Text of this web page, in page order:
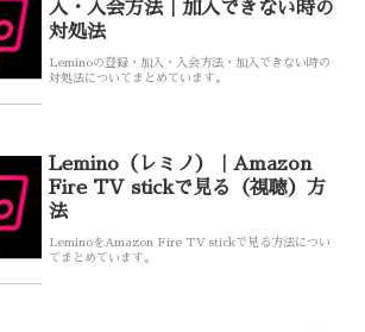
入・入会方法｜加入できない時の
対処法
Leminoの登録・加入・入会方法・加入できない時の
対処法についてまとめています。
Lemino（レミノ）｜Amazon
Fire TV stickで見る（視聴）方
法
LeminoをAmazon Fire TV stickで見る方法につい
てまとめています。